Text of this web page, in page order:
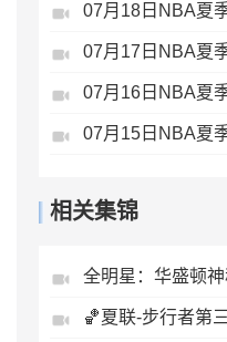
07月18日NBA夏
07月15日NBA夏
相关集锦